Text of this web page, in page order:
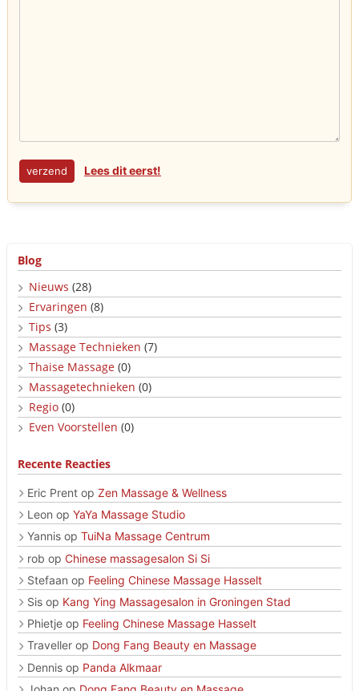
Lees dit eerst!
Blog
Nieuws (28)
Ervaringen (8)
Tips (3)
Massage Technieken (7)
Thaise Massage (0)
Massagetechnieken (0)
Regio (0)
Even Voorstellen (0)
Recente Reacties
Eric Prent op Zen Massage & Wellness
Leon op YaYa Massage Studio
Yannis op TuiNa Massage Centrum
rob op Chinese massagesalon Si Si
Stefaan op Feeling Chinese Massage Hasselt
Sis op Kang Ying Massagesalon in Groningen Stad
Phietje op Feeling Chinese Massage Hasselt
Traveller op Dong Fang Beauty en Massage
Dennis op Panda Alkmaar